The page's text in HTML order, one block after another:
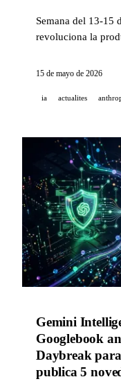
Semana del 13-15
revoluciona la
GitHub entrega
15 de mayo de 2026
ia actualites
Gemini
Googlebook
Daybreak
publica 5